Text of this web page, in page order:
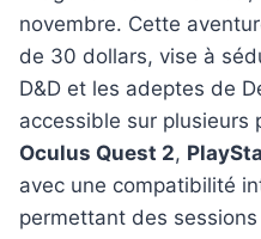
novembre. Cette
de 30 dollars, vise à
D&D et les adeptes de
accessible sur plusieurs
Oculus Quest 2,
avec une compatibilité
permettant des